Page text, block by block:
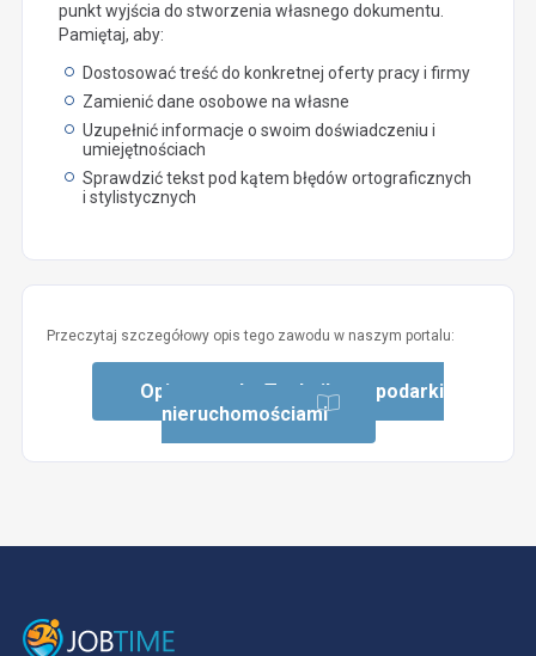
punkt wyjścia do stworzenia własnego dokumentu.
Pamiętaj, aby:
Dostosować treść do konkretnej oferty pracy i firmy
Zamienić dane osobowe na własne
Uzupełnić informacje o swoim doświadczeniu i
umiejętnościach
Sprawdzić tekst pod kątem błędów ortograficznych
i stylistycznych
Przeczytaj szczegółowy opis tego zawodu w naszym portalu:
Opis zawodu: Technik gospodarki
nieruchomościami